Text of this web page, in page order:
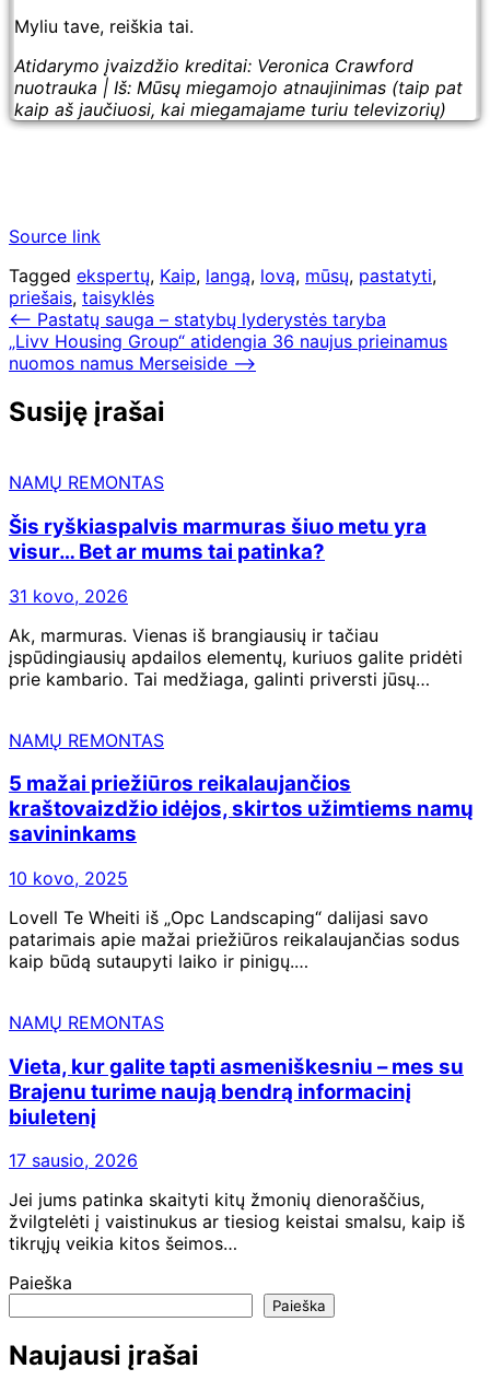
Myliu tave, reiškia tai.
Atidarymo įvaizdžio kreditai: Veronica Crawford
nuotrauka | Iš: Mūsų miegamojo atnaujinimas (taip pat
kaip aš jaučiuosi, kai miegamajame turiu televizorių)
Source link
Tagged ekspertų, Kaip, langą, lovą, mūsų, pastatyti,
priešais, taisyklės
Navigacija
tarp
⟵ Pastatų sauga – statybų lyderystės taryba
„Livv Housing Group“ atidengia 36 naujus prieinamus
nuomos namus Merseiside ⟶
Susiję įrašai
NAMŲ REMONTAS
Šis ryškiaspalvis marmuras šiuo metu yra
visur… Bet ar mums tai patinka?
31 kovo, 2026
Ak, marmuras. Vienas iš brangiausių ir tačiau
įspūdingiausių apdailos elementų, kuriuos galite pridėti
prie kambario. Tai medžiaga, galinti priversti jūsų…
NAMŲ REMONTAS
5 mažai priežiūros reikalaujančios
kraštovaizdžio idėjos, skirtos užimtiems namų
savininkams
10 kovo, 2025
Lovell Te Wheiti iš „Opc Landscaping“ dalijasi savo
patarimais apie mažai priežiūros reikalaujančias sodus
kaip būdą sutaupyti laiko ir pinigų.…
NAMŲ REMONTAS
Vieta, kur galite tapti asmeniškesniu – mes su
Brajenu turime naują bendrą informacinį
biuletenį
17 sausio, 2026
Jei jums patinka skaityti kitų žmonių dienoraščius,
žvilgtelėti į vaistinukus ar tiesiog keistai smalsu, kaip iš
tikrųjų veikia kitos šeimos…
Paieška
Paieška
Naujausi įrašai